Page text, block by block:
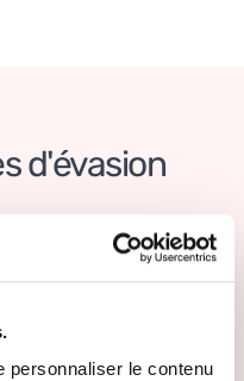
personnaliser le contenu
d'évasion